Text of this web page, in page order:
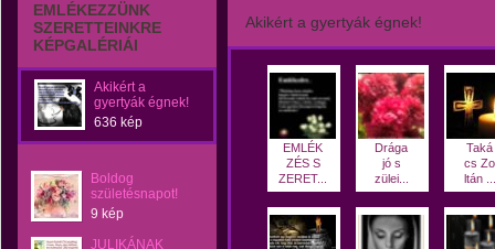
EMLÉKEZZÜNK
SZERETTEINKRE
KÉPGALÉRIÁI
Akikért a
gyertyák égnek!
636 kép
Boldog
születésnapot!
9 kép
JULIKÁNAK
Akikért a gyertyák égnek!
EMLÉK
ZÉS S
ZERET...
Drága
jó s
zülei...
Taká
cs Zo
ltán ...